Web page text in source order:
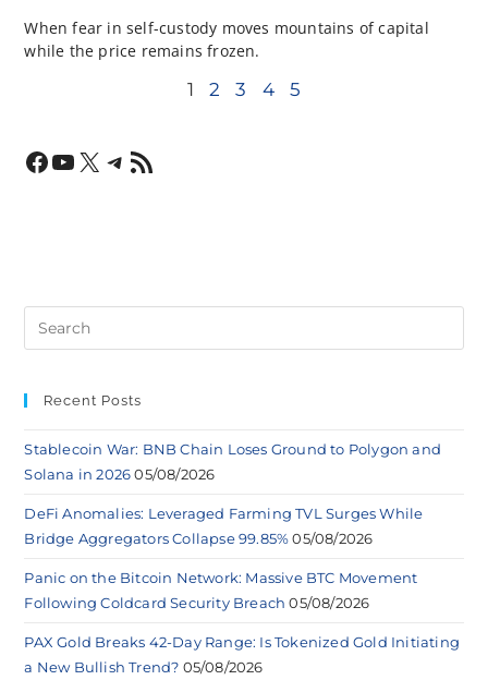
When fear in self-custody moves mountains of capital
while the price remains frozen.
1 2 3 4 5
Recent Posts
Stablecoin War: BNB Chain Loses Ground to Polygon and
Solana in 2026 05/08/2026
DeFi Anomalies: Leveraged Farming TVL Surges While
Bridge Aggregators Collapse 99.85% 05/08/2026
Panic on the Bitcoin Network: Massive BTC Movement
Following Coldcard Security Breach 05/08/2026
PAX Gold Breaks 42-Day Range: Is Tokenized Gold Initiating
a New Bullish Trend? 05/08/2026